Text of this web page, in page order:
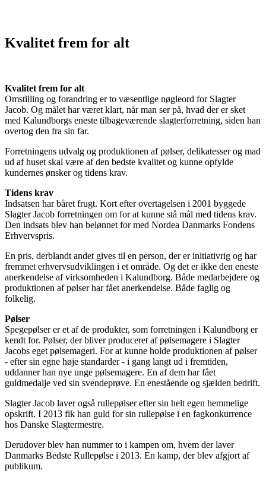
Kvalitet frem for alt
Kvalitet frem for alt
Omstilling og forandring er to væsentlige nøgleord for Slagter
Jacob. Og målet har været klart, når man ser på, hvad der er sket
med Kalundborgs eneste tilbageværende slagterforretning, siden han
overtog den fra sin far.
Forretningens udvalg og produktionen af pølser, delikatesser og mad
ud af huset skal være af den bedste kvalitet og kunne opfylde
kundernes ønsker og tidens krav.
Tidens krav
Indsatsen har båret frugt. Kort efter overtagelsen i 2001 byggede
Slagter Jacob forretningen om for at kunne stå mål med tidens krav.
Den indsats blev han belønnet for med Nordea Danmarks Fondens
Erhvervspris.
En pris, derblandt andet gives til en person, der er initiativrig og har
fremmet erhvervsudviklingen i et område. Og det er ikke den eneste
anerkendelse af virksomheden i Kalundborg. Både medarbejdere og
produktionen af pølser har fået anerkendelse. Både faglig og
folkelig.
Pølser
Spegepølser er et af de produkter, som forretningen i Kalundborg er
kendt for. Pølser, der bliver produceret af pølsemagere i Slagter
Jacobs eget pølsemageri. For at kunne holde produktionen af pølser
- efter sin egne høje standarder - i gang langt ud i fremtiden,
uddanner han nye unge pølsemagere. En af dem har fået
guldmedalje ved sin svendeprøve. En enestående og sjælden bedrift.
Slagter Jacob laver også rullepølser efter sin helt egen hemmelige
opskrift. I 2013 fik han guld for sin rullepølse i en fagkonkurrence
hos Danske Slagtermestre.
Derudover blev han nummer to i kampen om, hvem der laver
Danmarks Bedste Rullepølse i 2013. En kamp, der blev afgjort af
publikum.